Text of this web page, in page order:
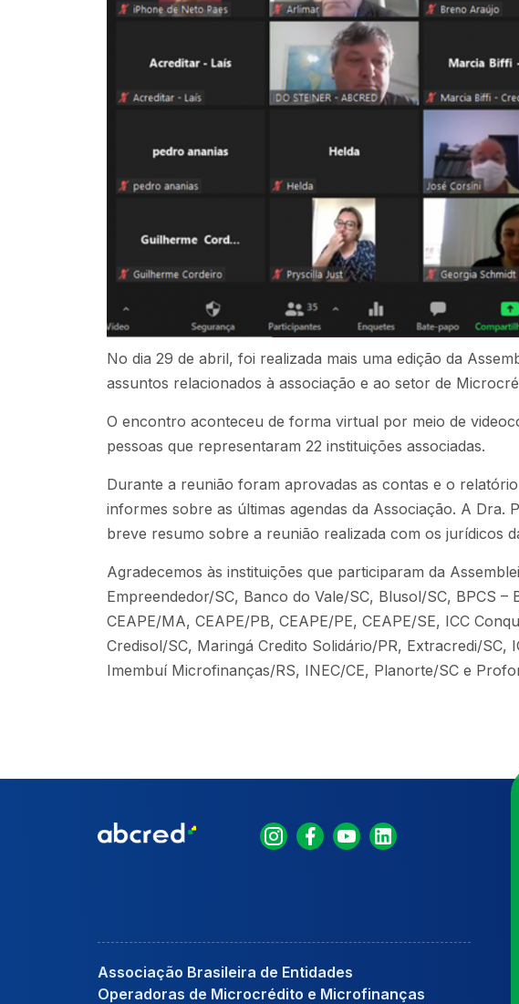
No dia 29 de abril, foi realizada mais uma edição da
assuntos relacionados à associação e ao setor de
O encontro aconteceu de forma virtual por meio de
pessoas que representaram 22 instituições associadas.
Durante a reunião foram aprovadas as contas e o
informes sobre as últimas agendas da Associação. A Dra.
breve resumo sobre a reunião realizada com os jurídicos
Agradecemos às instituições que participaram da
Empreendedor/SC, Banco do Vale/SC, Blusol/SC, BPCS
CEAPE/MA, CEAPE/PB, CEAPE/PE, CEAPE/SE, ICC
Credisol/SC, Maringá Credito Solidário/PR, Extracredi/SC,
Imembuí Microfinanças/RS, INEC/CE, Planorte/SC e
Associação Brasileira de Entidades
Operadoras de Microcrédito e Microfinanças